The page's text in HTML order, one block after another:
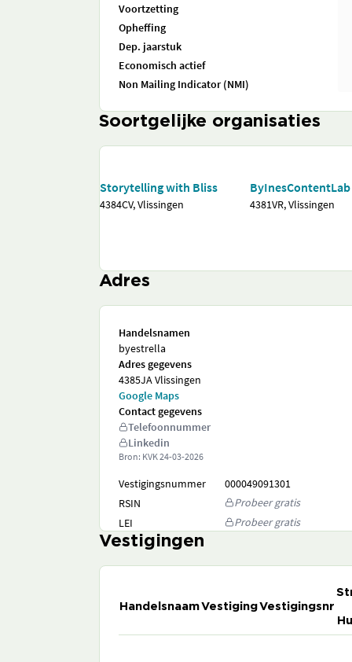
Voortzetting
Opheffing
Dep. jaarstuk
Economisch actief
Non Mailing Indicator (NMI)
Soortgelijke organisaties
Storytelling with Bliss
4384CV, Vlissingen
ByInesContentLab
4381VR, Vlissingen
Adres
Handelsnamen
byestrella
Adres gegevens
4385JA Vlissingen
Google Maps
Contact gegevens
Telefoonnummer
Linkedin
Bron: KVK24-03-2026
Vestigingsnummer
000049091301
RSIN
Probeer gratis
LEI
Probeer gratis
Vestigingen
HandelsnaamVestigingVestigingsnr